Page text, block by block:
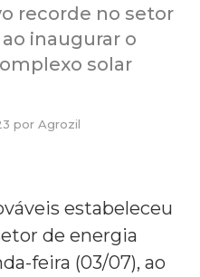
recorde no setor
inaugurar o
solar
por Agrozil
estabeleceu
de energia
feira (03/07), ao